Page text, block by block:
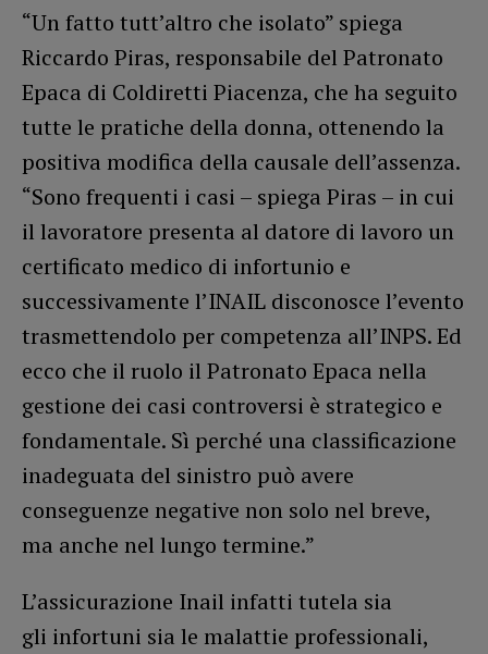
“Un fatto tutt’altro che isolato” spiega
Riccardo Piras, responsabile del Patronato
Epaca di Coldiretti Piacenza, che ha seguito
tutte le pratiche della donna, ottenendo la
positiva modifica della causale dell’assenza.
“Sono frequenti i casi – spiega Piras – in cui
il lavoratore presenta al datore di lavoro un
certificato medico di infortunio e
successivamente l’INAIL disconosce l’evento
trasmettendolo per competenza all’INPS. Ed
ecco che il ruolo il Patronato Epaca nella
gestione dei casi controversi è strategico e
fondamentale. Sì perché una classificazione
inadeguata del sinistro può avere
conseguenze negative non solo nel breve,
ma anche nel lungo termine.”
L’assicurazione Inail infatti tutela sia
gli infortuni sia le malattie professionali,